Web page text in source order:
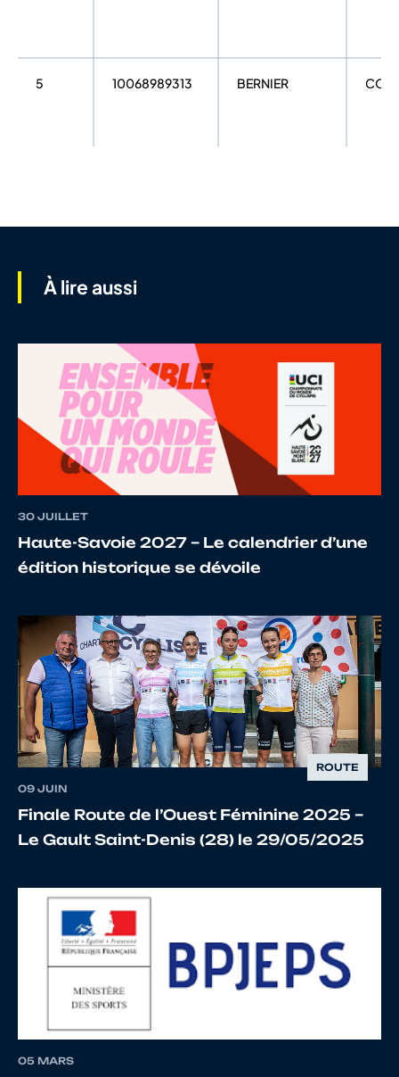
5 10068989313 BERNIER
9 10015363972
10 10025711246 BARON
11 10013754176 GEGU
12 10066220163 MOLLET
13 10025864224 JOUNIER
14 10068990424 BAREAU
10066787817
10057708314
17
À lire aussi
30 JUILLET
Haute-Savoie 2027 – Le calendrier d’une
édition historique se dévoile
ROUTE
09 JUIN
Finale Route de l’Ouest Féminine 2025 –
Le Gault Saint-Denis (28) le 29/05/2025
05 MARS